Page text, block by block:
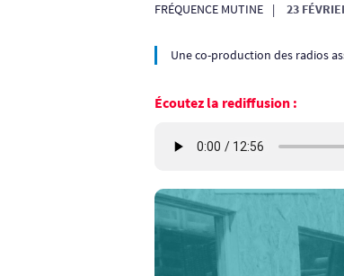
FRÉQUENCE MUTINE 23
Une co-production des radios
Écoutez la rediffusion :